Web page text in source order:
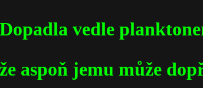
vedle
aspoň jemu může